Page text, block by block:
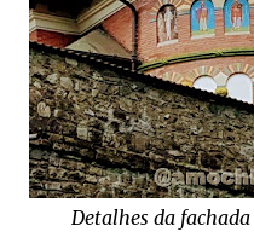
Detalhes da